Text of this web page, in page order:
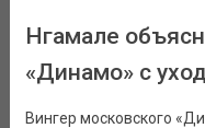
Нгамале
«Динамо» с
Вингер московского